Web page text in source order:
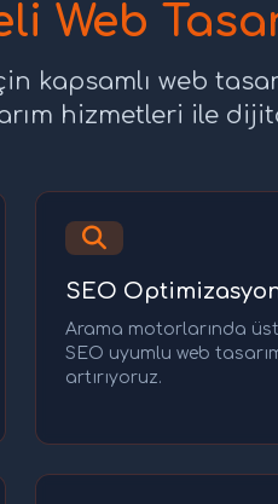
Web
kapsamlı web
hizmetleri ile
SEO
Arama motorlarında üst
SEO uyumlu web
artırıyoruz.